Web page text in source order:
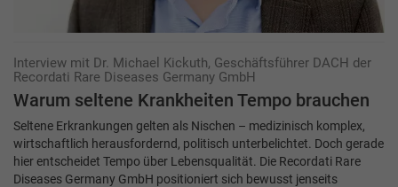
Interview mit Dr. Michael Kickuth, Geschäftsführer DACH der
Recordati Rare Diseases Germany GmbH
Warum seltene Krankheiten Tempo brauchen
Seltene Erkrankungen gelten als Nischen – medizinisch komplex,
wirtschaftlich herausfordernd, politisch unterbelichtet. Doch gerade
hier entscheidet Tempo über Lebensqualität. Die Recordati Rare
Diseases Germany GmbH positioniert sich bewusst jenseits